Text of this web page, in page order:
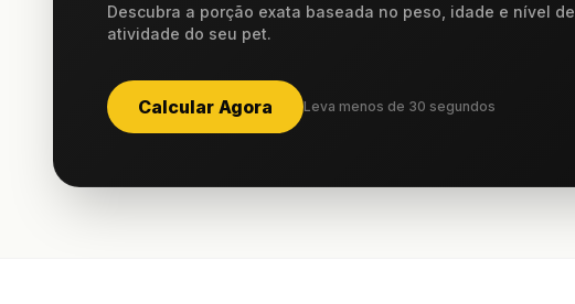
Descubra a porção exata baseada no peso, idade e nível de
atividade do seu pet.
Calcular Agora Leva menos de 30 segundos